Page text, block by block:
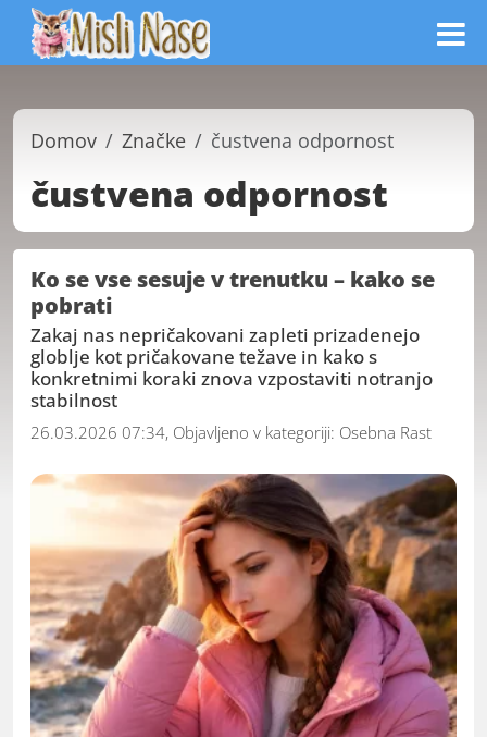
Domov Značke čustvena odpornost
čustvena odpornost
Ko se vse sesuje v trenutku – kako se
pobrati
Zakaj nas nepričakovani zapleti prizadenejo
globlje kot pričakovane težave in kako s
konkretnimi koraki znova vzpostaviti notranjo
stabilnost
26.03.2026 07:34, Objavljeno v kategoriji: Osebna Rast